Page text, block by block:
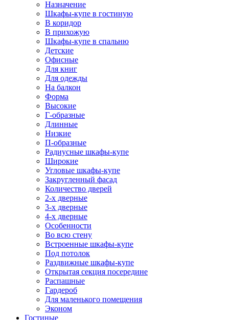
Назначение
Шкафы-купе в гостиную
В коридор
В прихожую
Шкафы-купе в спальню
Детские
Офисные
Для книг
Для одежды
На балкон
Форма
Высокие
Г-образные
Длинные
Низкие
П-образные
Радиусные шкафы-купе
Широкие
Угловые шкафы-купе
Закругленный фасад
Количество дверей
2-х дверные
3-х дверные
4-х дверные
Особенности
Во всю стену
Встроенные шкафы-купе
Под потолок
Раздвижные шкафы-купе
Открытая секция посередине
Распашные
Гардероб
Для маленького помещения
Эконом
Гостиные